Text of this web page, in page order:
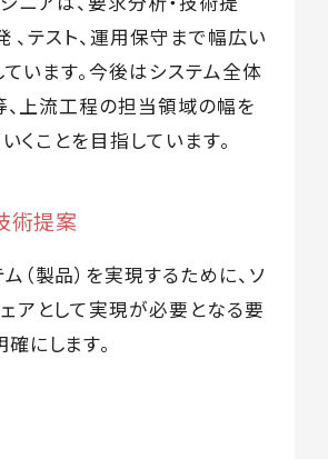
、テスト、運用保守まで幅広い
います。今後はシステム全体
上流工程の担当領域の幅を
くことを目指しています。
術提案
（製品）を実現するために、ソ
ェアとして実現が必要となる要
にします。